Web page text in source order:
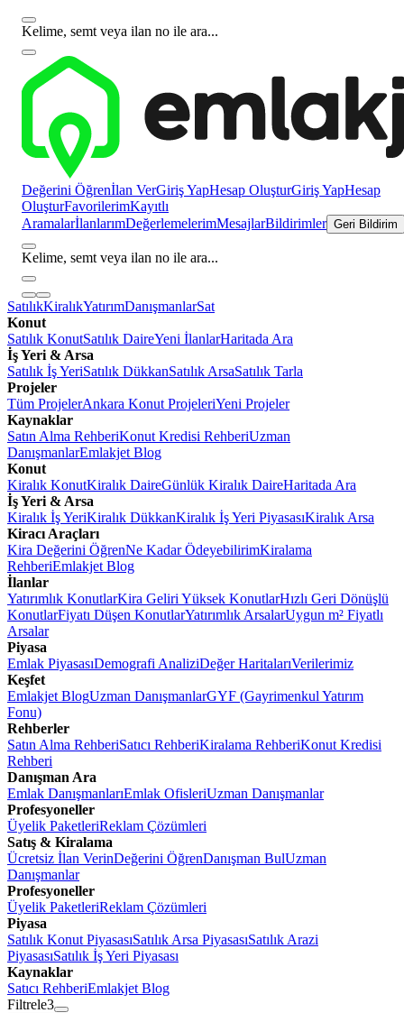
Kelime, semt veya ilan no ile ara...
Değerini Öğrenİlan VerGiriş YapHesap OluşturGiriş YapHesap
OluşturFavorilerimKayıtlı
AramalarİlanlarımDeğerlemelerimMesajlarBildirimler Geri Bildirim
Kelime, semt veya ilan no ile ara...
SatılıkKiralıkYatırımDanışmanlarSat
Konut
Satılık KonutSatılık DaireYeni İlanlarHaritada Ara
İş Yeri & Arsa
Satılık İş YeriSatılık DükkanSatılık ArsaSatılık Tarla
Projeler
Tüm ProjelerAnkara Konut ProjeleriYeni Projeler
Kaynaklar
Satın Alma RehberiKonut Kredisi RehberiUzman
DanışmanlarEmlakjet Blog
Konut
Kiralık KonutKiralık DaireGünlük Kiralık DaireHaritada Ara
İş Yeri & Arsa
Kiralık İş YeriKiralık DükkanKiralık İş Yeri PiyasasıKiralık Arsa
Kiracı Araçları
Kira Değerini ÖğrenNe Kadar ÖdeyebilirimKiralama
RehberiEmlakjet Blog
İlanlar
Yatırımlık KonutlarKira Geliri Yüksek KonutlarHızlı Geri Dönüşlü
KonutlarFiyatı Düşen KonutlarYatırımlık ArsalarUygun m² Fiyatlı
Arsalar
Piyasa
Emlak PiyasasıDemografi AnaliziDeğer HaritalarıVerilerimiz
Keşfet
Emlakjet BlogUzman DanışmanlarGYF (Gayrimenkul Yatırım
Fonu)
Rehberler
Satın Alma RehberiSatıcı RehberiKiralama RehberiKonut Kredisi
Rehberi
Danışman Ara
Emlak DanışmanlarıEmlak OfisleriUzman Danışmanlar
Profesyoneller
Üyelik PaketleriReklam Çözümleri
Satış & Kiralama
Ücretsiz İlan VerinDeğerini ÖğrenDanışman BulUzman
Danışmanlar
Profesyoneller
Üyelik PaketleriReklam Çözümleri
Piyasa
Satılık Konut PiyasasıSatılık Arsa PiyasasıSatılık Arazi
PiyasasıSatılık İş Yeri Piyasası
Kaynaklar
Satıcı RehberiEmlakjet Blog
Filtrele3